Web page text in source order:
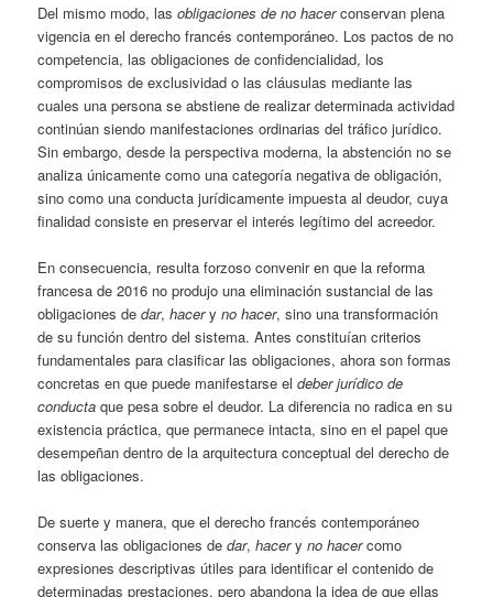
Del mismo modo, lasobligaciones de no hacerconservan plena
vigencia en el derecho francés contemporáneo. Los pactos de no
competencia, las obligaciones de confidencialidad, los
compromisos de exclusividad o las cláusulas mediante las
cuales una persona se abstiene de realizar determinada actividad
continúan siendo manifestaciones ordinarias del tráfico jurídico.
Sin embargo, desde la perspectiva moderna, la abstención no se
analiza únicamente como una categoría negativa de obligación,
sino como una conducta jurídicamente impuesta al deudor, cuya
finalidad consiste en preservar el interés legítimo del acreedor.
En consecuencia, resulta forzoso convenir en que la reforma
francesa de 2016 no produjo una eliminación sustancial de las
obligaciones dedar,haceryno hacer, sino una transformación
de su función dentro del sistema. Antes constituían criterios
fundamentales para clasificar las obligaciones, ahora son formas
concretas en que puede manifestarse eldeber jurídico de
conducta que pesa sobre el deudor. La diferencia no radica en su
existencia práctica, que permanece intacta, sino en el papel que
desempeñan dentro de la arquitectura conceptual del derecho de
las obligaciones.
De suerte y manera, que el derecho francés contemporáneo
conserva las obligaciones dedar,haceryno hacercomo
expresiones descriptivas útiles para identificar el contenido de
determinadas prestaciones, pero abandona la idea de que ellas